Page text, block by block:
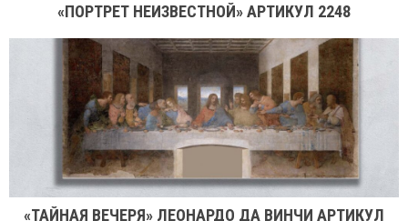
«ПОРТРЕТ НЕИЗВЕСТНОЙ» АРТИКУЛ 2248
«ТАЙНАЯ ВЕЧЕРЯ» ЛЕОНАРДО ДА ВИНЧИ АРТИКУЛ